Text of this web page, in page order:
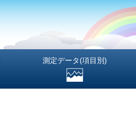
測定データ(項目別)